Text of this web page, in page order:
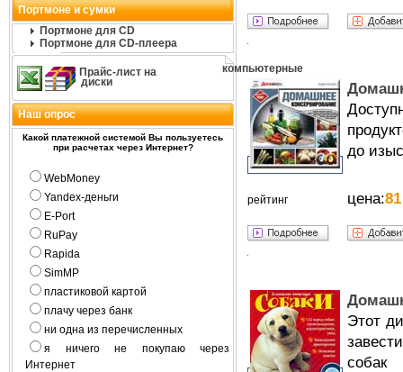
Портмоне и сумки
Портмоне для CD
Портмоне для CD-плеера
Прайс-лист на
компьютерные
диски
Наш опрос
Какой платежной системой Вы пользуетесь
при расчетах через Интернет?
WebMoney
Yandex-деньги
E-Port
RuPay
Rapida
SimMP
пластиковой картой
плачу через банк
ни одна из перечисленных
я ничего не покупаю через
Интернет
до
рейтинг цена:81
Этот
собак